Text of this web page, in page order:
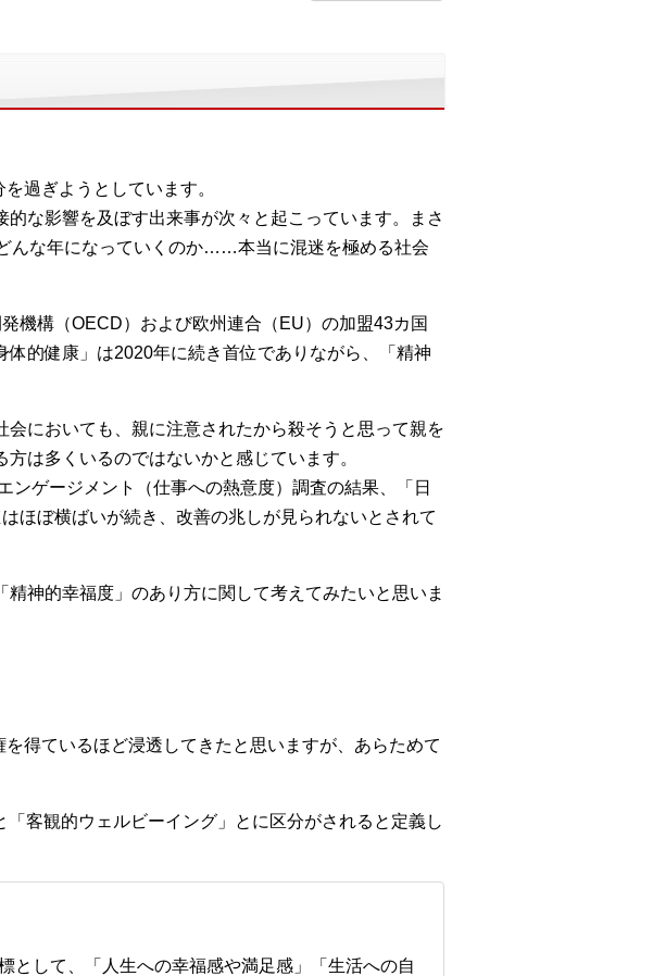
過ぎようとしています。
な影響を及ぼす出来事が次々と起こっています。まさ
んな年になっていくのか……本当に混迷を極める社会
機構（OECD）および欧州連合（EU）の加盟43カ国
的健康」は2020年に続き首位でありながら、「精神
においても、親に注意されたから殺そうと思って親を
は多くいるのではないかと感じています。
ゲージメント（仕事への熱意度）調査の結果、「日
ほぼ横ばいが続き、改善の兆しが見られないとされて
神的幸福度」のあり方に関して考えてみたいと思いま
得ているほど浸透してきたと思いますが、あらためて
客観的ウェルビーイング」とに区分がされると定義し
として、「人生への幸福感や満足感」「生活への自